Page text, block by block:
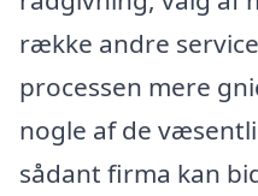
række andre
processen mere
nogle af de
sådant firma kan